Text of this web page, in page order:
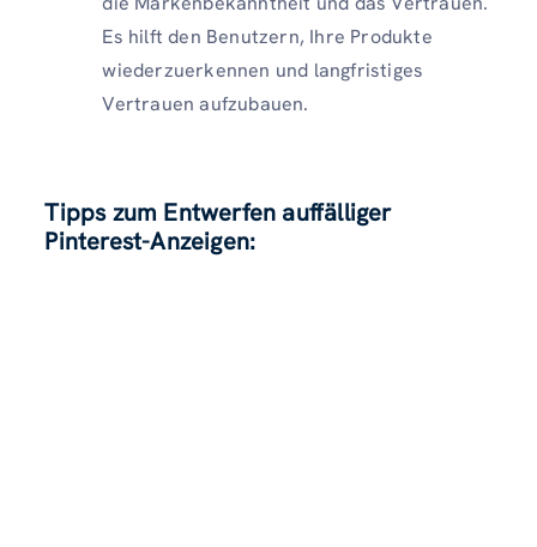
Es hilft den Benutzern, Ihre Produkte
wiederzuerkennen und langfristiges
Vertrauen aufzubauen.
Tipps zum Entwerfen auffälliger
Pinterest-Anzeigen: